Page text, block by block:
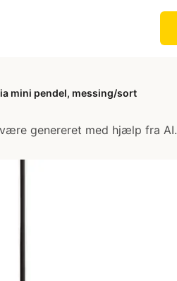
mini pendel, messing/sort
genereret med hjælp fra AI.